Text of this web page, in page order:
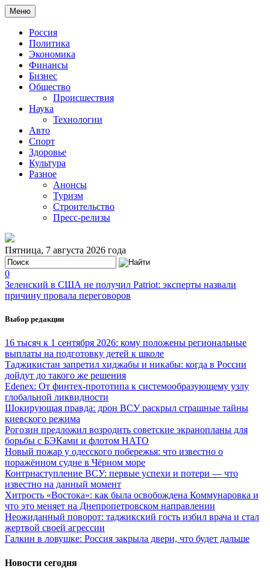
Меню
Россия
Политика
Экономика
Финансы
Бизнес
Общество
Происшествия
Наука
Технологии
Авто
Спорт
Здоровье
Культура
Разное
Анонсы
Туризм
Строительство
Пресс-релизы
Пятница, 7 августа 2026 года
0
Зеленский в США не получил Patriot: эксперты назвали
причину провала переговоров
Выбор редакции
16 тысяч к 1 сентября 2026: кому положены региональные
выплаты на подготовку детей к школе
Таджикистан запретил хиджабы и никабы: когда в России
дойдут до такого же решения
Edenex: От финтех-прототипа к системообразующему узлу
глобальной ликвидности
Шокирующая правда: дрон ВСУ раскрыл страшные тайны
киевского режима
Рогозин предложил возродить советские экранопланы для
борьбы с БЭКами и флотом НАТО
Новый пожар у одесского побережья: что известно о
поражённом судне в Чёрном море
Контрнаступление ВСУ: первые успехи и потери — что
известно на данный момент
Хитрость «Востока»: как была освобождена Коммунаровка и
что это меняет на Днепропетровском направлении
Неожиданный поворот: таджикский гость избил врача и стал
жертвой своей агрессии
Галкин в ловушке: Россия закрыла двери, что будет дальше
Новости сегодня